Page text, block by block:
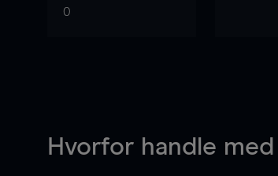
0
Hvorfor handle